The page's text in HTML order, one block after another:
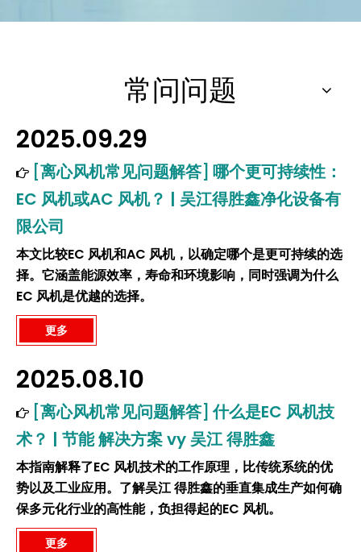
常问问题
[离心风机常见问题解答] 哪个更可持续性：
EC 风机或AC 风机？ | 吴江得胜鑫净化设备有
限公司
本文比较EC 风机和AC 风机，以确定哪个是更可持续的选
择。它涵盖能源效率，寿命和环境影响，同时强调为什么
EC 风机是优越的选择。
2025.09.29
更多
[离心风机常见问题解答] 什么是EC 风机技
术？ | 节能 解决方案 vy 吴江 得胜鑫
本指南解释了EC 风机技术的工作原理，比传统系统的优
势以及工业应用。了解吴江 得胜鑫的垂直集成生产如何确
保多元化行业的高性能，负担得起的EC 风机。
2025.08.10
更多